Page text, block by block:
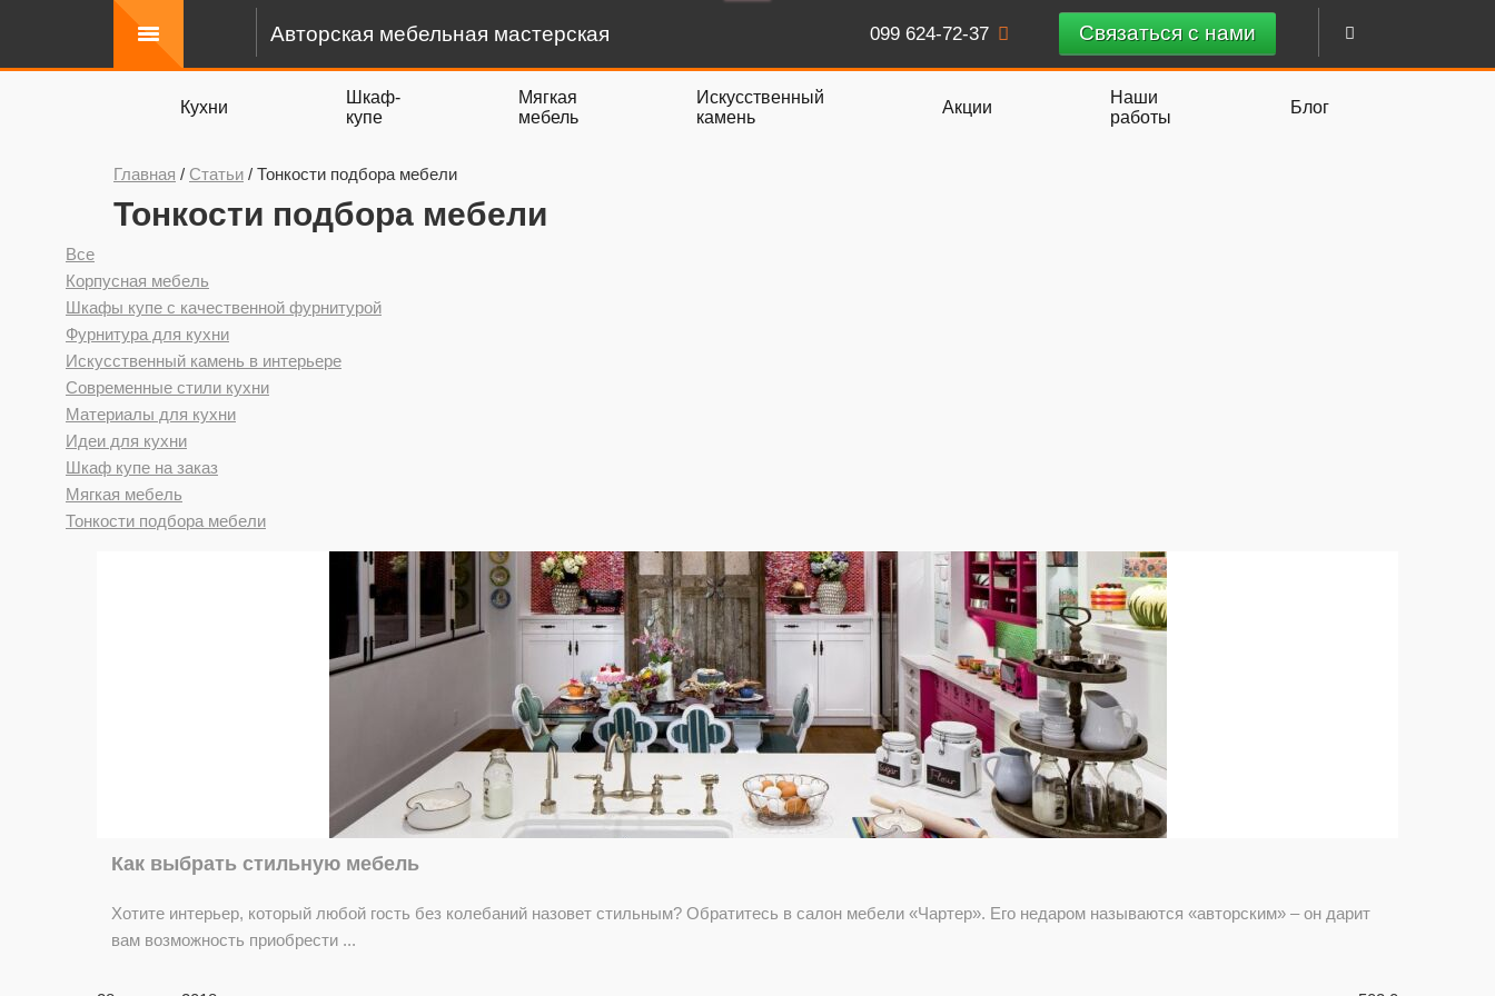
Авторская мебельная мастерская 099 624-72-37 Связаться с нами
Кухни
Шкаф-
купе
Мягкая
мебель
Искусственный
камень
Акции
Наши
работы
Блог
Главная / Статьи / Тонкости подбора мебели
Тонкости подбора мебели
Все
Корпусная мебель
Шкафы купе с качественной фурнитурой
Фурнитура для кухни
Искусственный камень в интерьере
Современные стили кухни
Материалы для кухни
Идеи для кухни
Шкаф купе на заказ
Мягкая мебель
Тонкости подбора мебели
Как выбрать стильную мебель
Хотите интерьер, который любой гость без колебаний назовет стильным? Обратитесь в салон мебели «Чартер». Его недаром называются «авторским» – он дарит
вам возможность приобрести ...